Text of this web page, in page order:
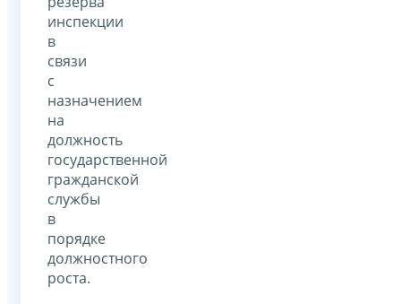
инспекции
в
связи
с
назначением
на
должность
государственной
гражданской
службы
в
порядке
должностного
роста.